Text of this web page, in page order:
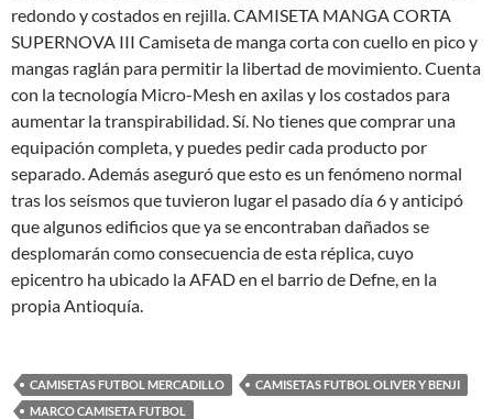
redondo y costados en rejilla. CAMISETA MANGA CORTA
SUPERNOVA III Camiseta de manga corta con cuello en pico y
mangas raglán para permitir la libertad de movimiento. Cuenta
con la tecnología Micro-Mesh en axilas y los costados para
aumentar la transpirabilidad. Sí. No tienes que comprar una
equipación completa, y puedes pedir cada producto por
separado. Además aseguró que esto es un fenómeno normal
tras los seísmos que tuvieron lugar el pasado día 6 y anticipó
que algunos edificios que ya se encontraban dañados se
desplomarán como consecuencia de esta réplica, cuyo
epicentro ha ubicado la AFAD en el barrio de Defne, en la
propia Antioquía.
CAMISETAS FUTBOL MERCADILLO
CAMISETAS FUTBOL OLIVER Y BENJI
MARCO CAMISETA FUTBOL